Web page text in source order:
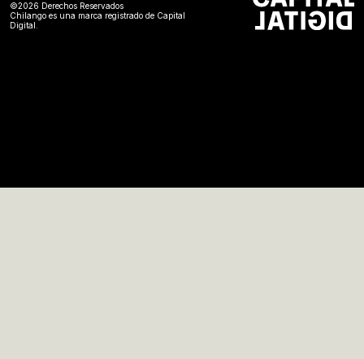
©2026 Derechos Reservados
Chilango es una marca registrado de Capital
Digital.